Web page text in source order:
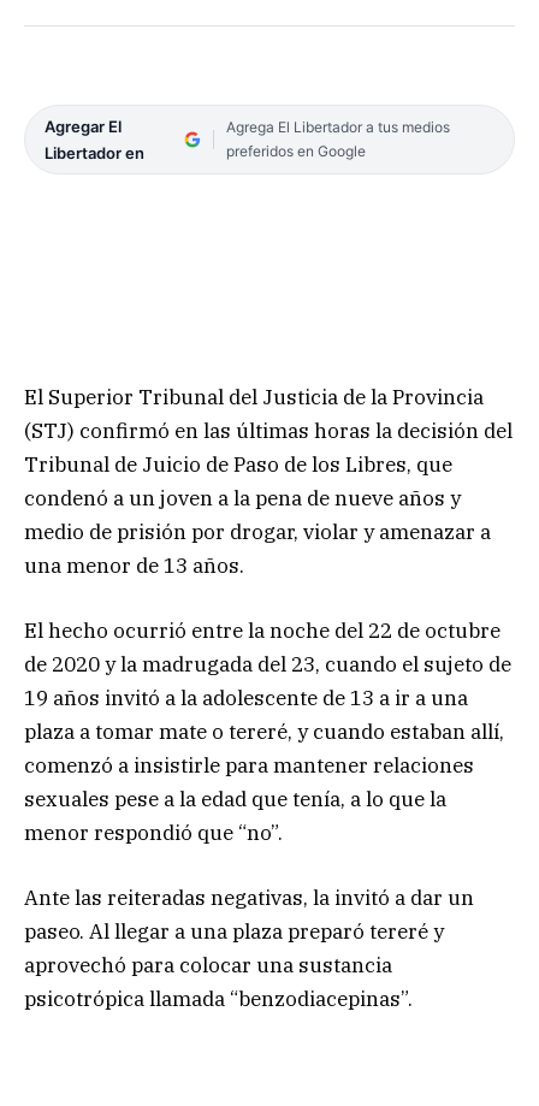
Agregar El
Libertador en
Agrega El Libertador a tus medios
preferidos en Google
El Superior Tribunal del Justicia de la Provincia
(STJ) confirmó en las últimas horas la decisión del
Tribunal de Juicio de Paso de los Libres, que
condenó a un joven a la pena de nueve años y
medio de prisión por drogar, violar y amenazar a
una menor de 13 años.
El hecho ocurrió entre la noche del 22 de octubre
de 2020 y la madrugada del 23, cuando el sujeto de
19 años invitó a la adolescente de 13 a ir a una
plaza a tomar mate o tereré, y cuando estaban allí,
comenzó a insistirle para mantener relaciones
sexuales pese a la edad que tenía, a lo que la
menor respondió que “no”.
Ante las reiteradas negativas, la invitó a dar un
paseo. Al llegar a una plaza preparó tereré y
aprovechó para colocar una sustancia
psicotrópica llamada “benzodiacepinas”.